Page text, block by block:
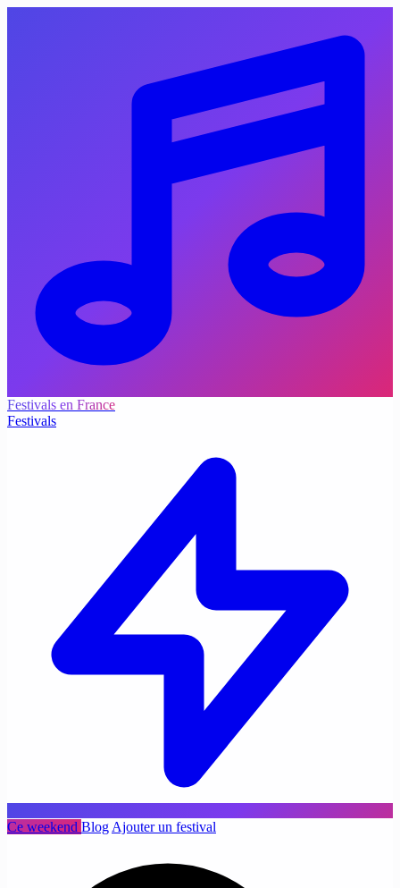
Festivals en France
Festivals
Ce weekend Blog Ajouter un festival